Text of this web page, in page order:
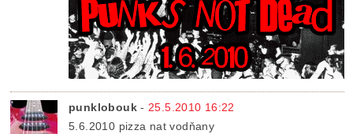
punklobouk-25.5.2010 16:22
5.6.2010 pizza nat vodňany